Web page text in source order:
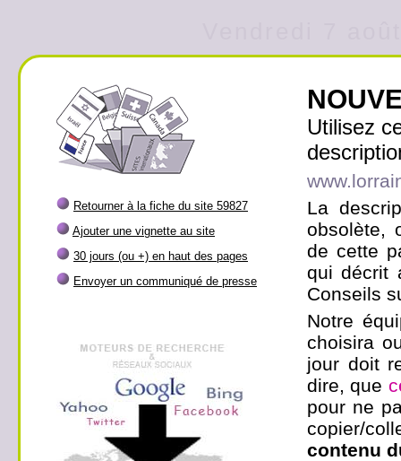
Retourner à la fiche du site 59827
Ajouter une vignette au site
30 jours (ou +) en haut des pages
Envoyer un communiqué de presse
Utilisez
La
obsolète,
de cette
qui décrit
Conseils
Notre
choisira
jour doit
dire, que
pour ne
copier/
contenu